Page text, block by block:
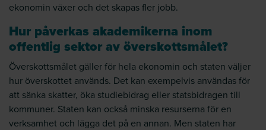
ekonomin växer och det skapas fler jobb.
Hur påverkas akademikerna inom
offentlig sektor av överskottsmålet?
Överskottsmålet gäller för hela ekonomin och staten väljer
hur överskottet används. Det kan exempelvis användas för
att sänka skatter, öka studiebidrag eller statsbidragen till
kommuner. Staten kan också minska resurserna för en
verksamhet och lägga det på en annan. Men staten har